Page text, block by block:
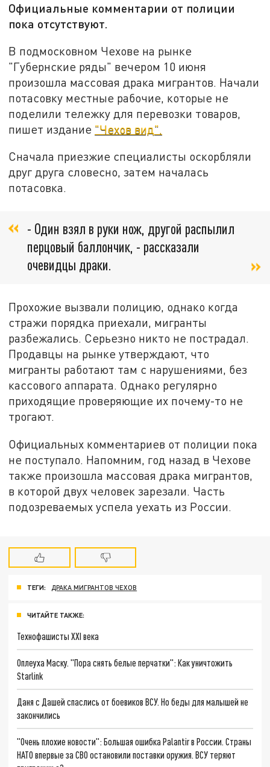
Официальные комментарии от полиции
пока отсутствуют.
В подмосковном Чехове на рынке
"Губернские ряды" вечером 10 июня
произошла массовая драка мигрантов. Начали
потасовку местные рабочие, которые не
поделили тележку для перевозки товаров,
пишет издание "Чехов вид".
Сначала приезжие специалисты оскорбляли
друг друга словесно, затем началась
потасовка.
- Один взял в руки нож, другой распылил
перцовый баллончик, - рассказали
очевидцы драки.
Прохожие вызвали полицию, однако когда
стражи порядка приехали, мигранты
разбежались. Серьезно никто не пострадал.
Продавцы на рынке утверждают, что
мигранты работают там с нарушениями, без
кассового аппарата. Однако регулярно
приходящие проверяющие их почему-то не
трогают.
Официальных комментариев от полиции пока
не поступало. Напомним, год назад в Чехове
также произошла массовая драка мигрантов,
в которой двух человек зарезали. Часть
подозреваемых успела уехать из России.
ТЕГИ: ДРАКА МИГРАНТОВ ЧЕХОВ
ЧИТАЙТЕ ТАКЖЕ:
Технофашисты XXI века
Оплеуха Маску. "Пора снять белые перчатки": Как уничтожить
Starlink
Даня с Дашей спаслись от боевиков ВСУ. Но беды для малышей не
закончились
"Очень плохие новости": Большая ошибка Palantir в России. Страны
НАТО впервые за СВО остановили поставки оружия. ВСУ теряют